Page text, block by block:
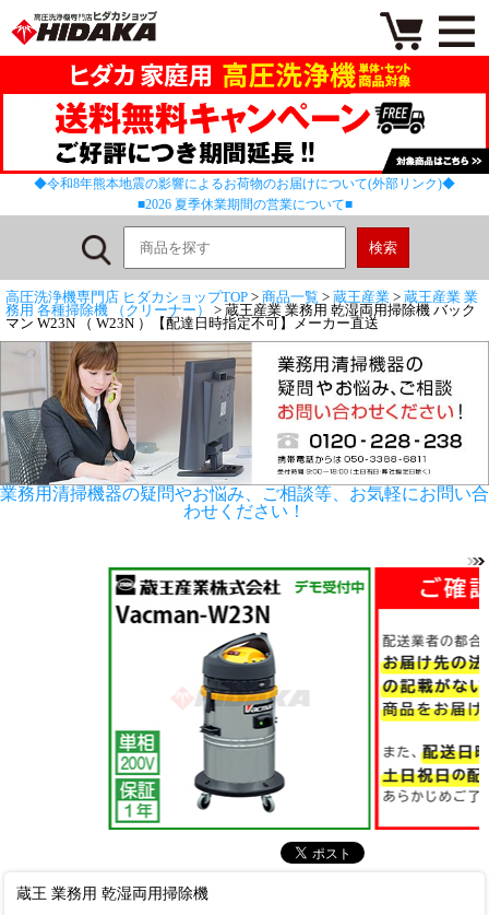
◆令和8年熊本地震の影響によるお荷物のお届けについて(外部リンク)◆
■2026 夏季休業期間の営業について■
高圧洗浄機専門店 ヒダカショップTOP > 商品一覧 > 蔵王産業 > 蔵王産業 業
務用 各種掃除機 （クリーナー）
> 蔵王産業 業務用 乾湿両用掃除機 バック
マン W23N （ W23N ）【配達日時指定不可】メーカー直送
業務用清掃機器の疑問やお悩み、ご相談等、お気軽にお問い合
わせください！
蔵王 業務用 乾湿両用掃除機